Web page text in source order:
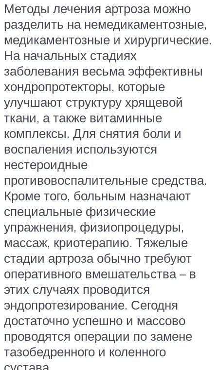
Методы лечения артроза можно
разделить на немедикаментозные,
медикаментозные и хирургические.
На начальных стадиях
заболевания весьма эффективны
хондропротекторы, которые
улучшают структуру хрящевой
ткани, а также витаминные
комплексы. Для снятия боли и
воспаления используются
нестероидные
противовоспалительные средства.
Кроме того, больным назначают
специальные физические
упражнения, физиопроцедуры,
массаж, криотерапию. Тяжелые
стадии артроза обычно требуют
оперативного вмешательства – в
этих случаях проводится
эндопротезирование. Сегодня
достаточно успешно и массово
проводятся операции по замене
тазобедренного и коленного